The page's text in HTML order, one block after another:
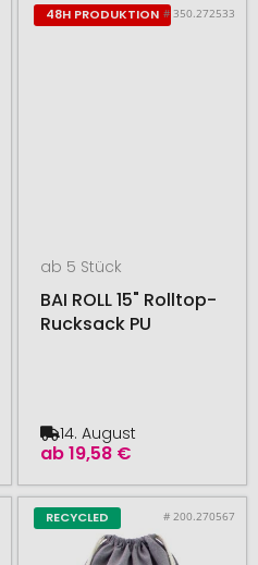
48H PRODUKTION # 350.272533
ab 5 Stück
BAI ROLL 15" Rolltop-
Rucksack PU
ab19,58 €
14. August
RECYCLED # 200.270567